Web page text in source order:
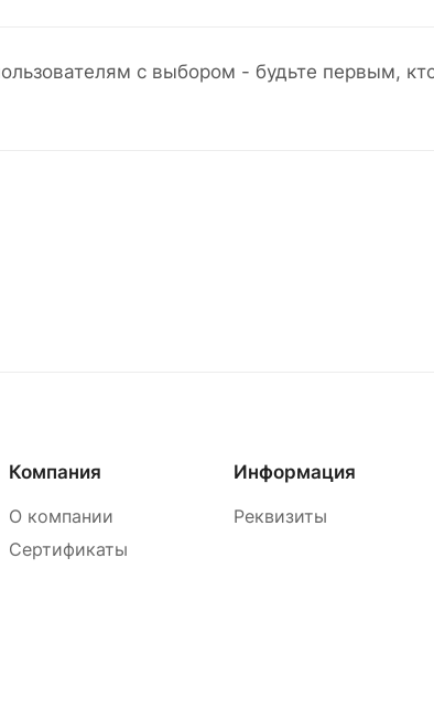
с выбором - будьте первым,
Компания
О компании
Сертификаты
Информация
Реквизиты